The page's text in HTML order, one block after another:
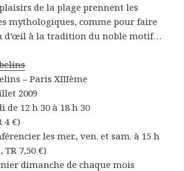
de la plage prennent les
mythologiques, comme pour faire
d’œil à la tradition du noble motif…
– Paris XIIIème
2009
12 h 30 à 18 h 30
4 €)
les mer., ven. et sam. à 15 h
TR 7,50 €)
dimanche de chaque mois